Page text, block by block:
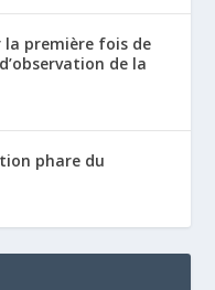
la première fois de
de la
phare du